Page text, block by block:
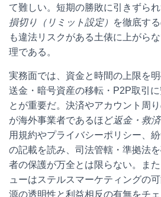
て難しい。短期の勝敗に引きずられ
損切り（リミット設定）
を徹底す
も違法リスクがある土俵に上がら
理である。
実務面では、資金と時間の上限を
送金・暗号資産の移転・P2P取引
とが重要だ。決済やアカウント周
が海外事業者であるほど返金・救
用規約やプライバシーポリシー、
の記載を読み、司法管轄・準拠法
者の保護が万全とは限らない。ま
ューはステルスマーケティングの
源の透明性と利益相反の有無をチェ